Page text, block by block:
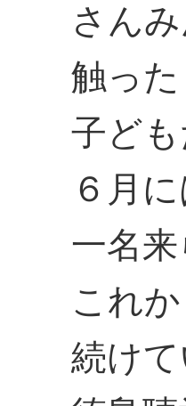
さん
触っ
子ど
６月
一名
これ
続けて